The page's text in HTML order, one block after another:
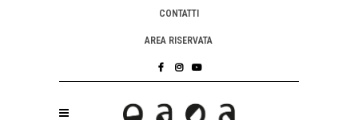
CONTATTI
AREA RISERVATA